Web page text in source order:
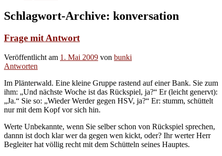
Schlagwort-Archive: konversation
Frage mit Antwort
Veröffentlicht am 1. Mai 2009 von bunki
Antworten
Im Plänterwald. Eine kleine Gruppe rastend auf einer Bank. Sie zum
ihm: „Und nächste Woche ist das Rückspiel, ja?“ Er (leicht genervt):
„Ja.“ Sie so: „Wieder Werder gegen HSV, ja?“ Er: stumm, schüttelt
nur mit dem Kopf vor sich hin.
Werte Unbekannte, wenn Sie selber schon von Rückspiel sprechen,
dannn ist doch klar wer da gegen wen kickt, oder? Ihr werter Herr
Begleiter hat völlig recht mit dem Schütteln seines Hauptes.